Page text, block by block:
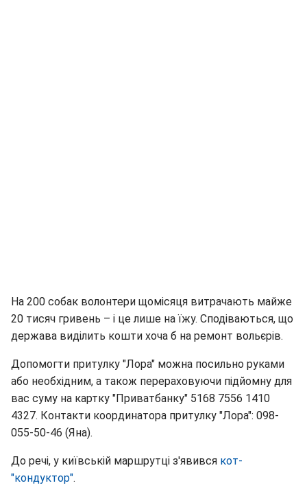
На 200 собак волонтери щомісяця витрачають майже
20 тисяч гривень – і це лише на їжу. Сподіваються, що
держава виділить кошти хоча б на ремонт вольєрів.
Допомогти притулку "Лора" можна посильно руками
або необхідним, а також перераховуючи підйомну для
вас суму на картку "Приватбанку" 5168 7556 1410
4327. Контакти координатора притулку "Лора": 098-
055-50-46 (Яна).
До речі, у київській маршрутці з'явився кот-
"кондуктор".